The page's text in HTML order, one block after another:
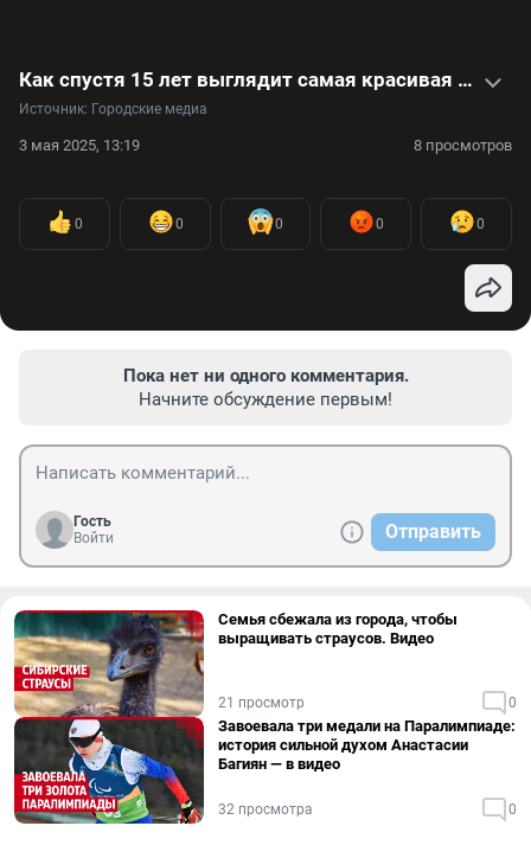
Как спустя 15 лет выглядит самая красивая девочка — видео
Источник: Городские медиа
3 мая 2025, 13:19 8 просмотров
0 0 0 0 0
Пока нет ни одного комментария.
Начните обсуждение первым!
Гость
Войти
Отправить
Семья сбежала из города, чтобы
выращивать страусов. Видео
21 просмотр 0
Завоевала три медали на Паралимпиаде:
история сильной духом Анастасии
Багиян — в видео
32 просмотра 0